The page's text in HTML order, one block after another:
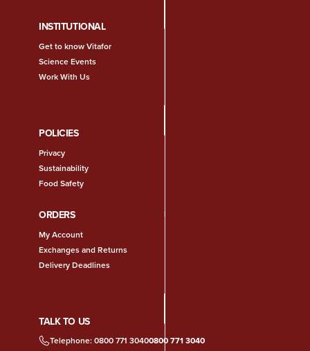
INSTITUTIONAL
Get to know Vitafor
Science Events
Work With Us
POLICIES
Privacy
Sustainability
Food Safety
ORDERS
My Account
Exchanges and Returns
Delivery Deadlines
TALK TO US
Telephone: 0800 771 30400800 771 3040